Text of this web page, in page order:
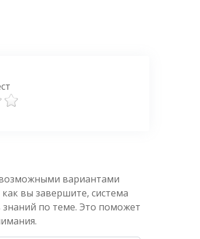
вариантами
вы завершите, система
по теме. Это поможет